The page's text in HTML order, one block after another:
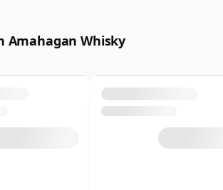
Amahagan Whisky